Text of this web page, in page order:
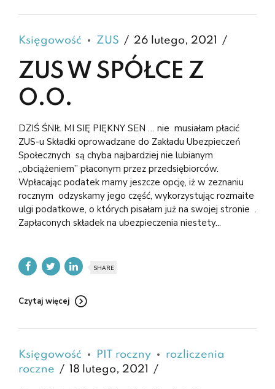
Księgowość ZUS 26 lutego, 2021
ZUS W SPÓŁCE Z
O.O.
DZIŚ ŚNIŁ MI SIĘ PIĘKNY SEN … nie musiałam płacić
ZUS-u Składki oprowadzane do Zakładu Ubezpieczeń
Społecznych są chyba najbardziej nie lubianym
„obciążeniem” płaconym przez przedsiębiorców.
Wpłacając podatek mamy jeszcze opcję, iż w zeznaniu
rocznym odzyskamy jego część, wykorzystując rozmaite
ulgi podatkowe, o których pisałam już na swojej stronie .
Zapłaconych składek na ubezpieczenia niestety...
SHARE
Czytaj więcej
Księgowość PIT roczny
rozliczenia
roczne
18 lutego, 2021